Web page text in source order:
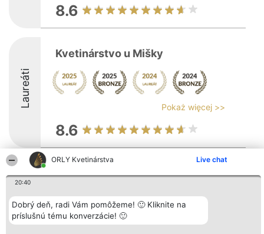
ORLY Kvetinárstva Live chat
20:40
Dobrý deň, radi Vám pomôžeme! 🙂 Kliknite na
príslušnú tému konverzácie! 🙂
8.6
Laureáti
Kvetinárstvo u Mišky
Pokaż więcej >>
8.6
Organizátor hodnotenia
Bright Side Solutions sp. z o.
ul. Ruska 22
Wrocław 50-079
KRS 0000749100 | Regon
381313360 | NIP 8943132676
Laureáti
wszystkich
Laureatów
Podmienky
Obchodné
Kontakt